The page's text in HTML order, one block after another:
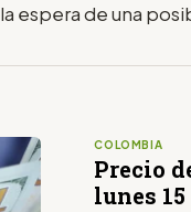
espera de una
COLOMBIA
Precio
lunes